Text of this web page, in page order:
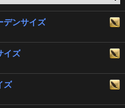
デンサイズ
イズ
ズ